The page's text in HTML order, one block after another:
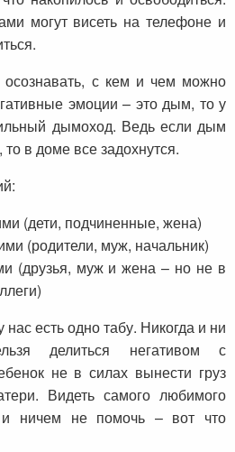
могут висеть на телефоне и
с кем и чем можно
эмоции – это дым, то у
дымоход. Ведь если дым
в доме все задохнутся.
(дети, подчиненные, жена)
(родители, муж, начальник)
(друзья, муж и жена – но не в
нас есть одно табу. Никогда и ни
делиться негативом с
не в силах вынести груз
Видеть самого любимого
и ничем не помочь – вот что